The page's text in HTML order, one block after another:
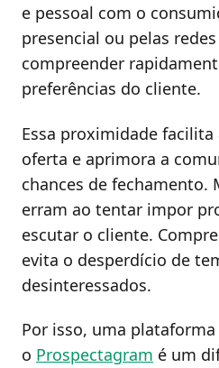
e pessoal com o
presencial ou pelas
compreender
preferências do cliente.
Essa proximidade facilita
oferta e aprimora a
chances de fechamento.
erram ao tentar impor
escutar o cliente.
evita o desperdício de
desinteressados.
Por isso, uma
o Prospectagram é um